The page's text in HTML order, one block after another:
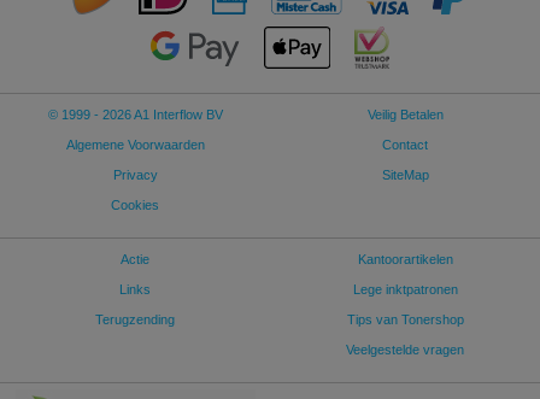
© 1999 - 2026 A1 Interflow BV
Algemene Voorwaarden
Privacy
Cookies
Veilig Betalen
Contact
SiteMap
Actie
Links
Terugzending
Kantoorartikelen
Lege inktpatronen
Tips van Tonershop
Veelgestelde vragen